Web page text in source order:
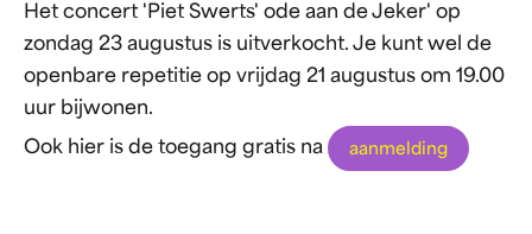
Het concert 'Piet Swerts' ode aan de Jeker' op
zondag 23 augustus is uitverkocht. Je kunt wel de
openbare repetitie op vrijdag 21 augustus om 19.00
uur bijwonen.
Ook hier is de toegang gratis na aanmelding